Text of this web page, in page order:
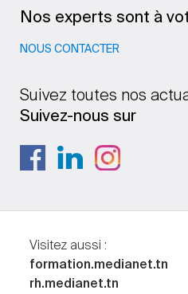
Nos experts sont à
NOUS CONTACTER
Suivez toutes nos
Suivez-nous sur
Visitez aussi :
formation.medianet.tn
rh.medianet.tn